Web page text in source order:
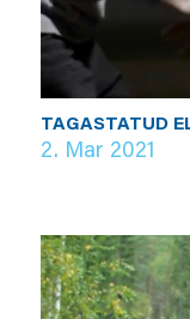
TAGASTATUD
2. Mar 2021